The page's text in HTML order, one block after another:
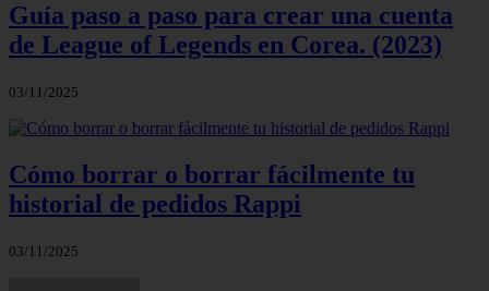
Guía paso a paso para crear una cuenta
de League of Legends en Corea. (2023)
03/11/2025
Cómo borrar o borrar fácilmente tu
historial de pedidos Rappi
03/11/2025